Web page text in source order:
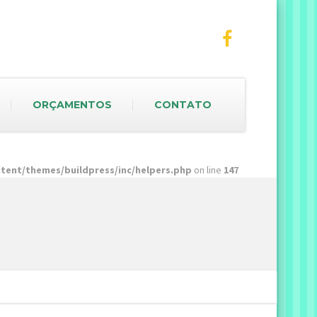
ORÇAMENTOS CONTATO
themes/buildpress/inc/helpers.php on line 147